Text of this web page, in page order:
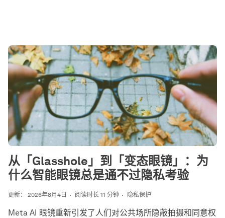
更新： 2026年8月4日 阅读时长 11 分钟 隐私保护
从「Glasshole」到「变态眼镜」：为
什么智能眼镜总是通不过隐私考验
Meta AI 眼镜重新引发了人们对公共场所隐蔽拍摄和同意权